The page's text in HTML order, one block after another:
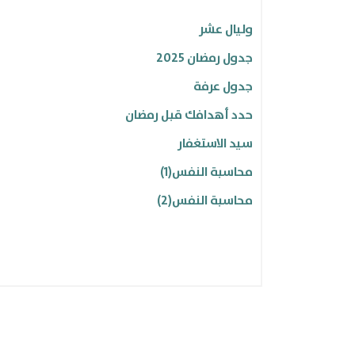
مقالات ذي الحجة
جلسات رمضانية
تأمل .. تفكر .. تدبر..
محاضرات داعية الهوية
وليال عشر
جدول رمضان 2025
جدول عرفة
حدد أهدافك قبل رمضان
سيد الاستغفار
محاسبة النفس(1)
محاسبة النفس(2)